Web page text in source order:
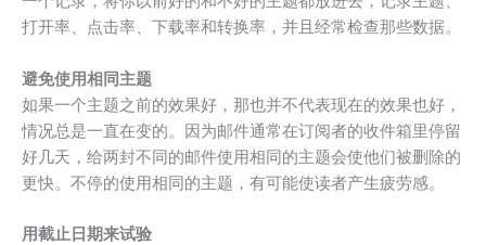
打开率、点击率、下载率和转换率，并且经常检查那些数据。
避免使用相同主题
如果一个主题之前的效果好，那也并不代表现在的效果也好，
情况总是一直在变的。因为邮件通常在订阅者的收件箱里停留
好几天，给两封不同的邮件使用相同的主题会使他们被删除的
更快。不停的使用相同的主题，有可能使读者产生疲劳感。
用截止日期来试验